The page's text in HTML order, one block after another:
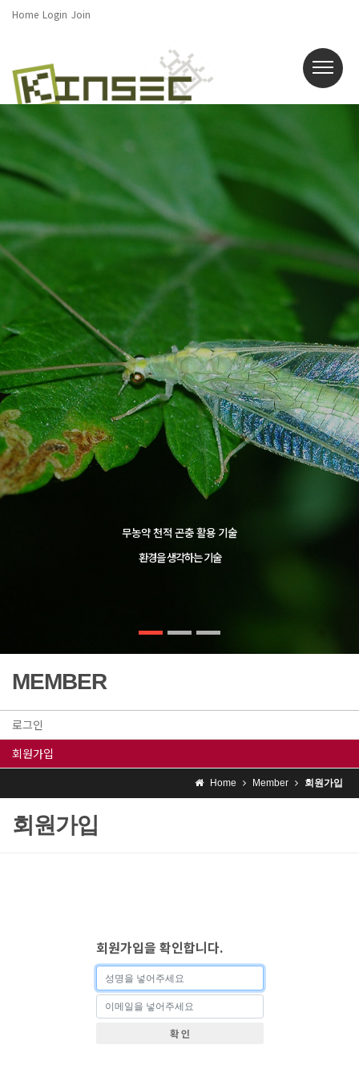
Home Login Join
무농약 천적 곤충 활용 기술
환경을 생각하는 기술
MEMBER
로그인
회원가입
Home Member 회원가입
회원가입
회원가입을 확인합니다.
확 인